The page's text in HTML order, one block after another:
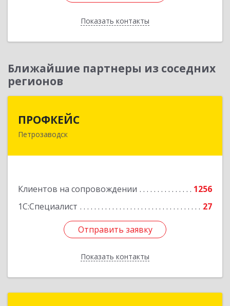
Показать контакты
Назад
Ближайшие партнеры из соседних
регионов
ПРОФКЕЙС
Петрозаводск
Клиентов на сопровождении
1256
1С:Специалист
27
Отправить заявку
Показать контакты
185035, Карелия Респ, Петрозаводск г, Красная
Отправить заявку
Назад